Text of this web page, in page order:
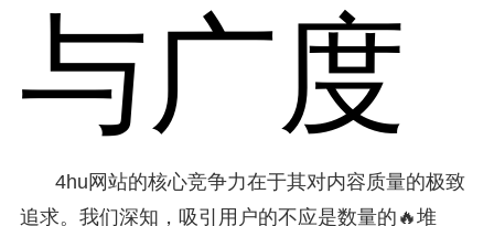
与广度
4hu网站的核心竞争力在于其对内容质量的极致
追求。我们深知，吸引用户的不应是数量的🔥堆